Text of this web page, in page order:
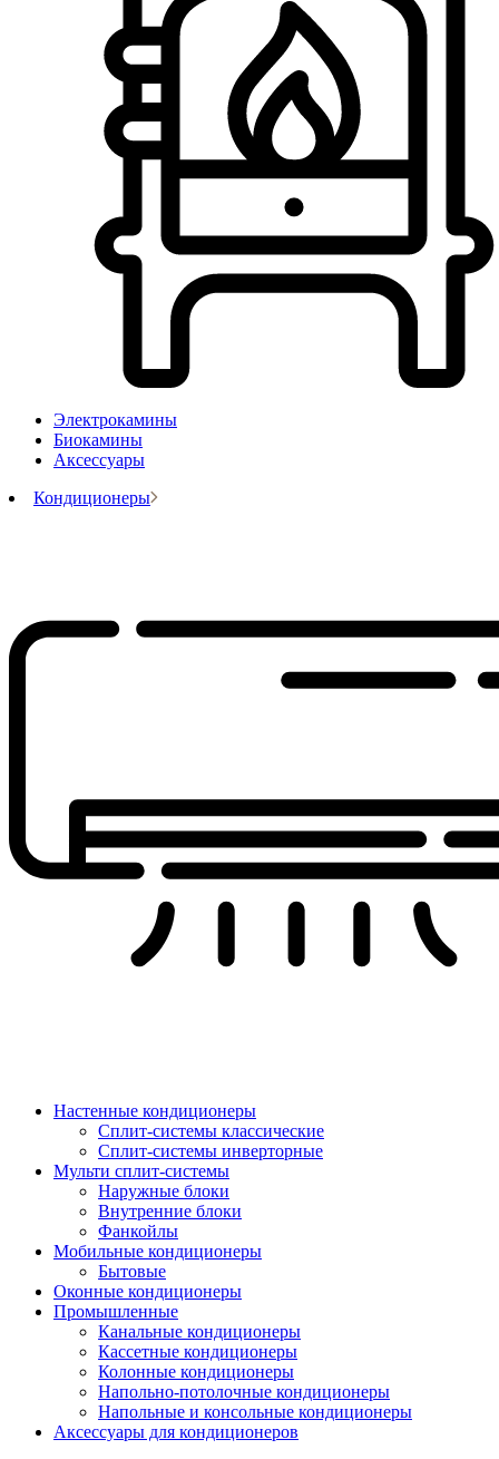
Электрокамины
Биокамины
Аксессуары
Кондиционеры
Настенные кондиционеры
Сплит-системы классические
Сплит-системы инверторные
Мульти сплит-системы
Наружные блоки
Внутренние блоки
Фанкойлы
Мобильные кондиционеры
Бытовые
Оконные кондиционеры
Промышленные
Канальные кондиционеры
Кассетные кондиционеры
Колонные кондиционеры
Напольно-потолочные кондиционеры
Напольные и консольные кондиционеры
Аксессуары для кондиционеров